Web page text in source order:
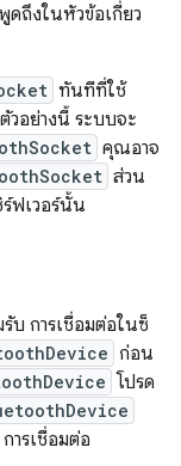
ดถึงในหัวข้อเกี่ยว
ทันทีที่ใช้
วอย่างนี้ ระบบจะ
คุณอาจ
ส่วน
ฟเวอร์นั้น
บ การเชื่อมต่อในซ็
ก่อน
โปรด
ารเชื่อมต่อ